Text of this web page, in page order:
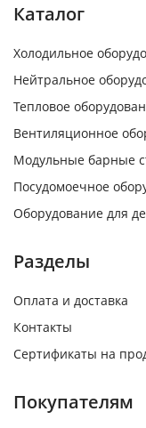
Каталог
Холодильное
Нейтральное
Тепловое
Вентиляционное
Модульные барные
Посудомоечное
Оборудование для
Разделы
Оплата и доставка
Контакты
Сертификаты на
Покупателям